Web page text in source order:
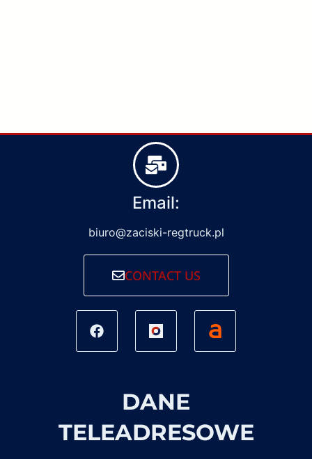
Email:
biuro@zaciski-regtruck.pl
CONTACT US
DANE
TELEADRESOWE